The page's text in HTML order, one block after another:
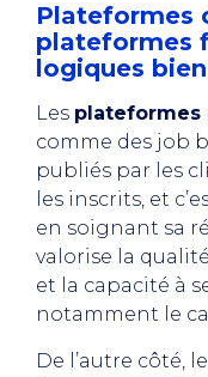
Plateformes
plateformes
logiques
Les plateformes
comme des job
publiés par les
les inscrits, et
en soignant sa
valorise la
et la capacité à
notamment le
De l’autre côté,